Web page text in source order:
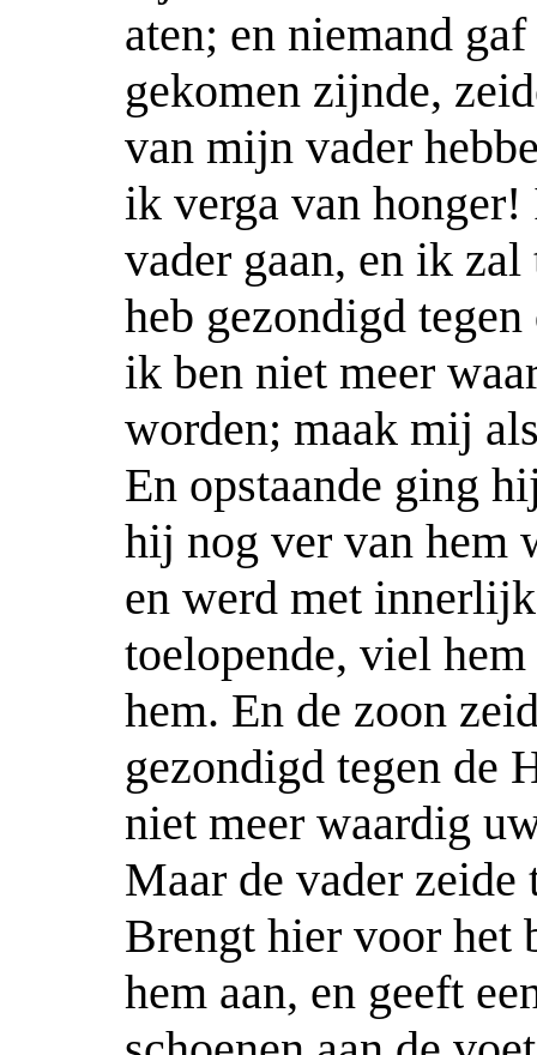
aten; en niemand
gekomen zijnde,
van mijn vader
ik verga van
vader gaan, en ik
heb gezondigd
ik ben niet meer
worden; maak mij
En opstaande ging
hij nog ver van hem
en werd met
toelopende, viel
hem. En de zoon
gezondigd tegen de
niet meer waardig
Maar de vader
Brengt hier voor het
hem aan, en geeft